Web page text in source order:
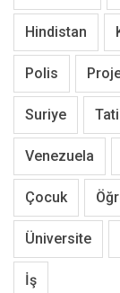
Hindistan
Polis
Suriye
Venezuela
Çocuk
Üniversite
İş